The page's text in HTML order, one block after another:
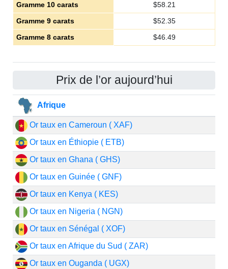
Gramme 10 carats
$58.21
Gramme 9 carats
$52.35
Gramme 8 carats
$46.49
Prix de l’or aujourd’hui
Afrique
Or taux en Cameroun ( XAF)
Or taux en Éthiopie ( ETB)
Or taux en Ghana ( GHS)
Or taux en Guinée ( GNF)
Or taux en Kenya ( KES)
Or taux en Nigeria ( NGN)
Or taux en Sénégal ( XOF)
Or taux en Afrique du Sud ( ZAR)
Or taux en Ouganda ( UGX)